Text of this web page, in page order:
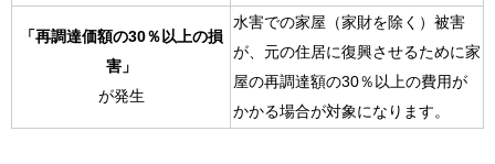
「再調達価額の30％以上の損
害」
が発生
水害での家屋（家財を除く）被害
が、元の住居に復興させるために家
屋の再調達額の30％以上の費用が
かかる場合が対象になります。